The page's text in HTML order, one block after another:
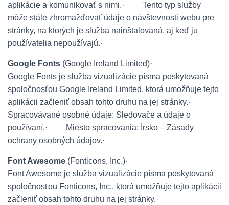
aplikácie a komunikovať s nimi.· Tento typ služby
môže stále zhromažďovať údaje o návštevnosti webu pre
stránky, na ktorých je služba nainštalovaná, aj keď ju
používatelia nepoužívajú.·
Google Fonts (Google Ireland Limited)·
Google Fonts je služba vizualizácie písma poskytovaná
spoločnosťou Google Ireland Limited, ktorá umožňuje tejto
aplikácii začleniť obsah tohto druhu na jej stránky.·
Spracovávané osobné údaje: Sledovače a údaje o
používaní.·
Miesto spracovania: Írsko – Zásady
ochrany osobných údajov.·
Font Awesome (Fonticons, Inc.)·
Font Awesome je služba vizualizácie písma poskytovaná
spoločnosťou Fonticons, Inc., ktorá umožňuje tejto aplikácii
začleniť obsah tohto druhu na jej stránky.·